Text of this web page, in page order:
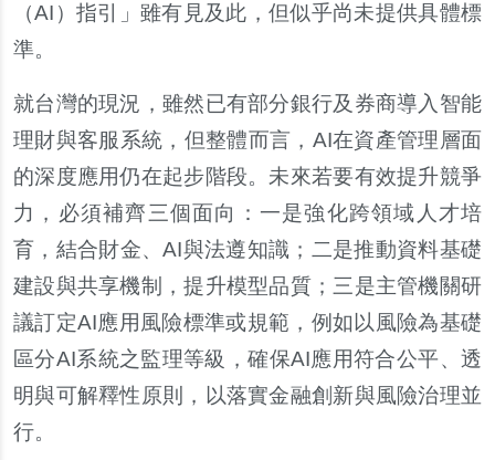
（AI）指引」雖有見及此，但似乎尚未提供具體標
準。
就台灣的現況，雖然已有部分銀行及券商導入智能
理財與客服系統，但整體而言，AI在資產管理層面
的深度應用仍在起步階段。未來若要有效提升競爭
力，必須補齊三個面向：一是強化跨領域人才培
育，結合財金、AI與法遵知識；二是推動資料基礎
建設與共享機制，提升模型品質；三是主管機關研
議訂定AI應用風險標準或規範，例如以風險為基礎
區分AI系統之監理等級，確保AI應用符合公平、透
明與可解釋性原則，以落實金融創新與風險治理並
行。